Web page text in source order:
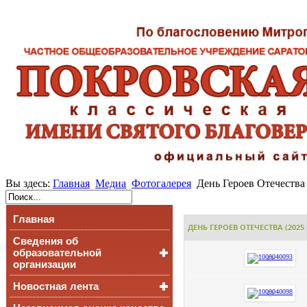
Вы здесь: Главная Медиа Фотогалерея День Героев Отечества
Главная
Сведения об
образовательной
организации
Основные сведения
Структура и органы
Новостная лента
ДЕНЬ ГЕРОЕВ ОТЕЧЕСТВА (2025